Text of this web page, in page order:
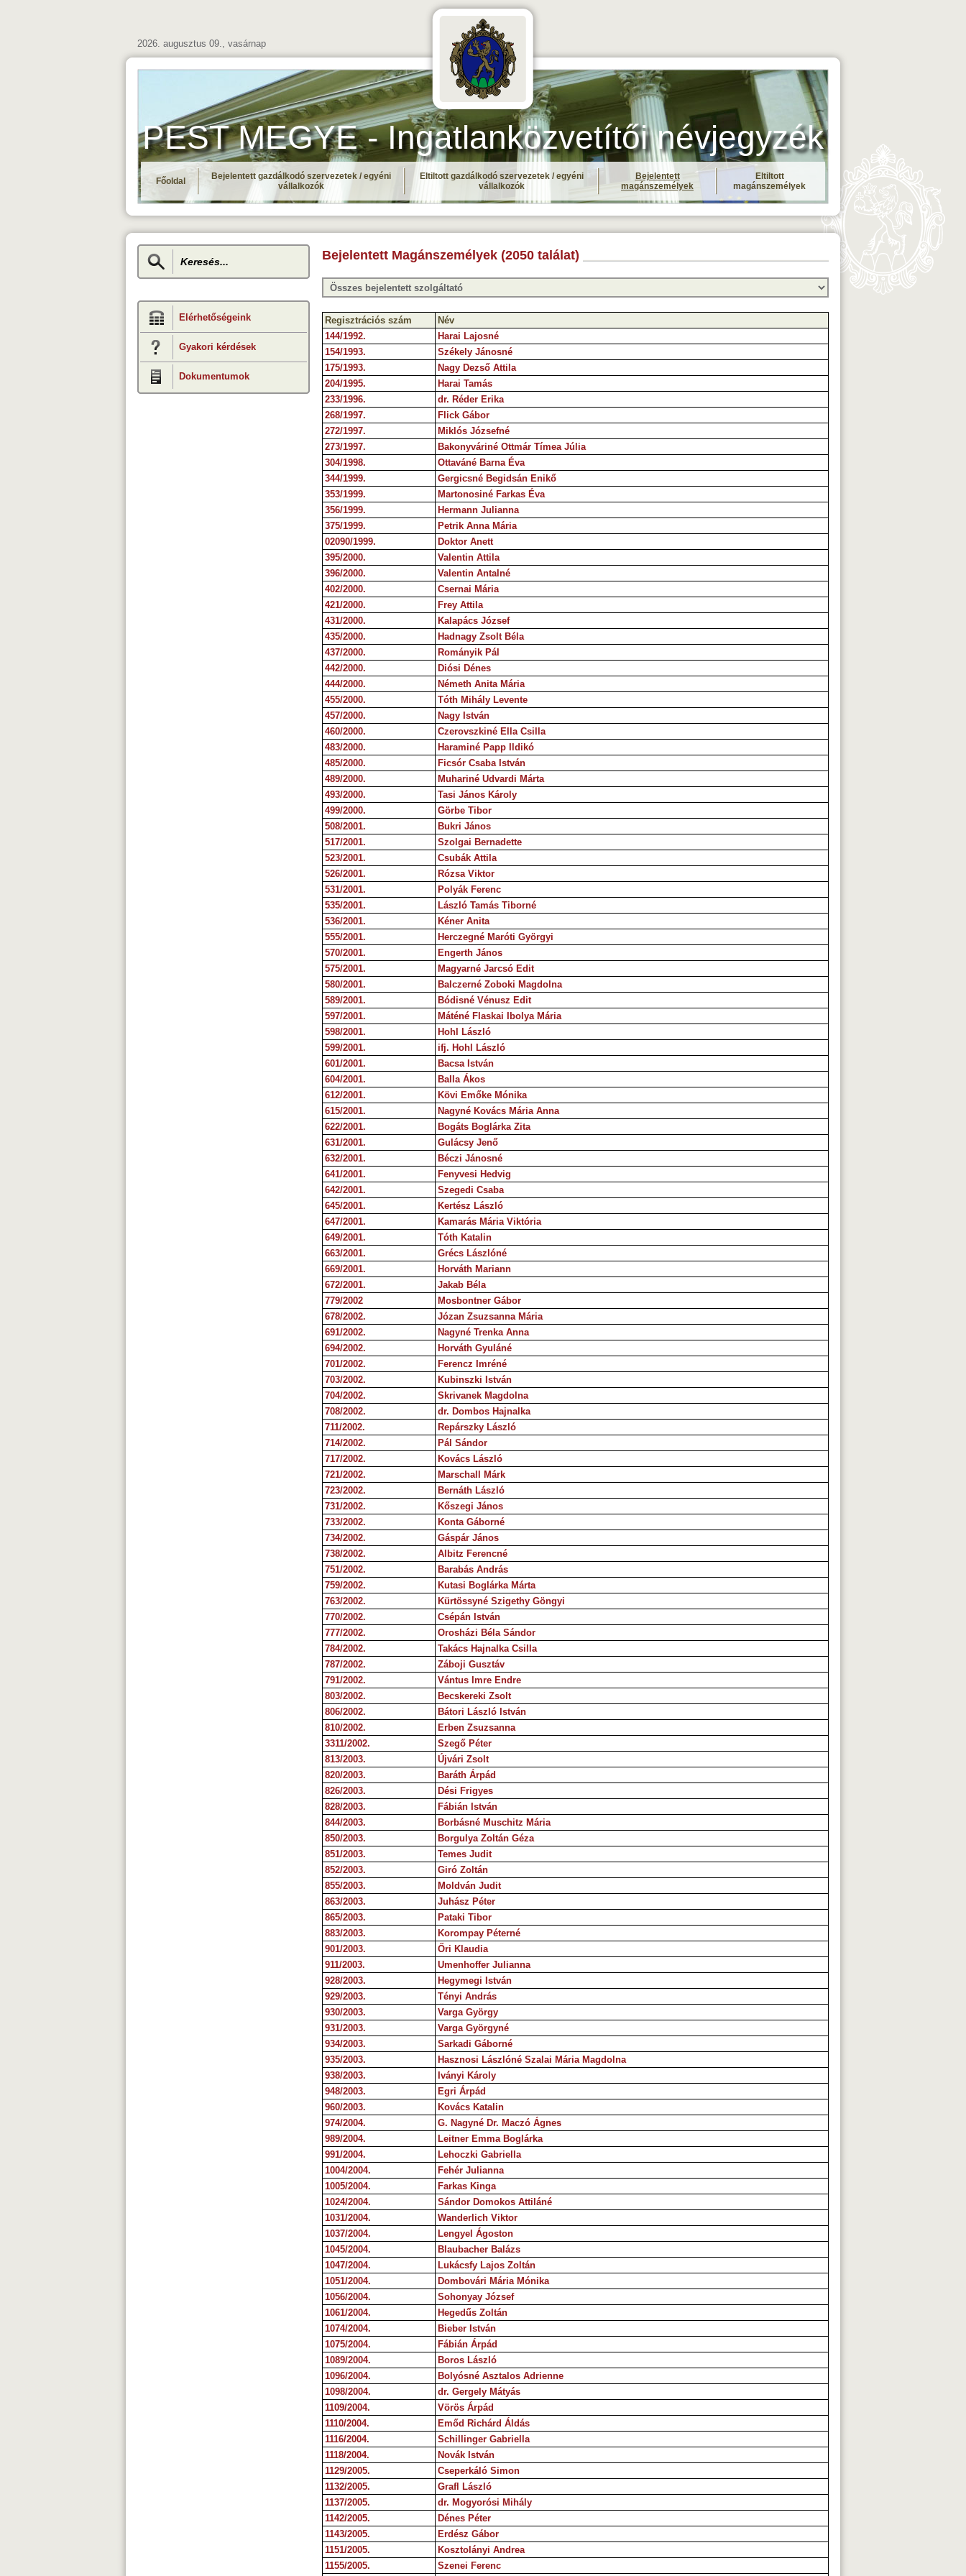
2026. augusztus 09., vasárnap
PEST MEGYE - Ingatlanközvetítői névjegyzék
Főoldal
Bejelentett gazdálkodó szervezetek / egyéni
vállalkozók
Eltiltott gazdálkodó szervezetek / egyéni
vállalkozók
Bejelentett
magánszemélyek
Eltiltott
magánszemélyek
Elérhetőségeink
Gyakori kérdések
Dokumentumok
Bejelentett Magánszemélyek (2050 találat)
Regisztrációs szám
Név
144/1992.
Harai Lajosné
154/1993.
Székely Jánosné
175/1993.
Nagy Dezső Attila
204/1995.
Harai Tamás
233/1996.
dr. Réder Erika
268/1997.
Flick Gábor
272/1997.
Miklós Józsefné
273/1997.
Bakonyváriné Ottmár Tímea Júlia
304/1998.
Ottaváné Barna Éva
344/1999.
Gergicsné Begidsán Enikő
353/1999.
Martonosiné Farkas Éva
356/1999.
Hermann Julianna
375/1999.
Petrik Anna Mária
02090/1999.
Doktor Anett
395/2000.
Valentin Attila
396/2000.
Valentin Antalné
402/2000.
Csernai Mária
421/2000.
Frey Attila
431/2000.
Kalapács József
435/2000.
Hadnagy Zsolt Béla
437/2000.
Rományik Pál
442/2000.
Diósi Dénes
444/2000.
Németh Anita Mária
455/2000.
Tóth Mihály Levente
457/2000.
Nagy István
460/2000.
Czerovszkiné Ella Csilla
483/2000.
Haraminé Papp Ildikó
485/2000.
Ficsór Csaba István
489/2000.
Muhariné Udvardi Márta
493/2000.
Tasi János Károly
499/2000.
Görbe Tibor
508/2001.
Bukri János
517/2001.
Szolgai Bernadette
523/2001.
Csubák Attila
526/2001.
Rózsa Viktor
531/2001.
Polyák Ferenc
535/2001.
László Tamás Tiborné
536/2001.
Kéner Anita
555/2001.
Herczegné Maróti Györgyi
570/2001.
Engerth János
575/2001.
Magyarné Jarcsó Edit
580/2001.
Balczerné Zoboki Magdolna
589/2001.
Bódisné Vénusz Edit
597/2001.
Máténé Flaskai Ibolya Mária
598/2001.
Hohl László
599/2001.
ifj. Hohl László
601/2001.
Bacsa István
604/2001.
Balla Ákos
612/2001.
Kövi Emőke Mónika
615/2001.
Nagyné Kovács Mária Anna
622/2001.
Bogáts Boglárka Zita
631/2001.
Gulácsy Jenő
632/2001.
Béczi Jánosné
641/2001.
Fenyvesi Hedvig
642/2001.
Szegedi Csaba
645/2001.
Kertész László
647/2001.
Kamarás Mária Viktória
649/2001.
Tóth Katalin
663/2001.
Grécs Lászlóné
669/2001.
Horváth Mariann
672/2001.
Jakab Béla
779/2002
Mosbontner Gábor
678/2002.
Józan Zsuzsanna Mária
691/2002.
Nagyné Trenka Anna
694/2002.
Horváth Gyuláné
701/2002.
Ferencz Imréné
703/2002.
Kubinszki István
704/2002.
Skrivanek Magdolna
708/2002.
dr. Dombos Hajnalka
711/2002.
Repárszky László
714/2002.
Pál Sándor
717/2002.
Kovács László
721/2002.
Marschall Márk
723/2002.
Bernáth László
731/2002.
Kőszegi János
733/2002.
Konta Gáborné
734/2002.
Gáspár János
738/2002.
Albitz Ferencné
751/2002.
Barabás András
759/2002.
Kutasi Boglárka Márta
763/2002.
Kürtössyné Szigethy Göngyi
770/2002.
Csépán István
777/2002.
Orosházi Béla Sándor
784/2002.
Takács Hajnalka Csilla
787/2002.
Záboji Gusztáv
791/2002.
Vántus Imre Endre
803/2002.
Becskereki Zsolt
806/2002.
Bátori László István
810/2002.
Erben Zsuzsanna
3311/2002.
Szegő Péter
813/2003.
Újvári Zsolt
820/2003.
Baráth Árpád
826/2003.
Dési Frigyes
828/2003.
Fábián István
844/2003.
Borbásné Muschitz Mária
850/2003.
Borgulya Zoltán Géza
851/2003.
Temes Judit
852/2003.
Giró Zoltán
855/2003.
Moldván Judit
863/2003.
Juhász Péter
865/2003.
Pataki Tibor
883/2003.
Korompay Péterné
901/2003.
Őri Klaudia
911/2003.
Umenhoffer Julianna
928/2003.
Hegymegi István
929/2003.
Tényi András
930/2003.
Varga György
931/2003.
Varga Györgyné
934/2003.
Sarkadi Gáborné
935/2003.
Hasznosi Lászlóné Szalai Mária Magdolna
938/2003.
Iványi Károly
948/2003.
Egri Árpád
960/2003.
Kovács Katalin
974/2004.
G. Nagyné Dr. Maczó Ágnes
989/2004.
Leitner Emma Boglárka
991/2004.
Lehoczki Gabriella
1004/2004.
Fehér Julianna
1005/2004.
Farkas Kinga
1024/2004.
Sándor Domokos Attiláné
1031/2004.
Wanderlich Viktor
1037/2004.
Lengyel Ágoston
1045/2004.
Blaubacher Balázs
1047/2004.
Lukácsfy Lajos Zoltán
1051/2004.
Dombovári Mária Mónika
1056/2004.
Sohonyay József
1061/2004.
Hegedűs Zoltán
1074/2004.
Bieber István
1075/2004.
Fábián Árpád
1089/2004.
Boros László
1096/2004.
Bolyósné Asztalos Adrienne
1098/2004.
dr. Gergely Mátyás
1109/2004.
Vörös Árpád
1110/2004.
Emőd Richárd Áldás
1116/2004.
Schillinger Gabriella
1118/2004.
Novák István
1129/2005.
Cseperkáló Simon
1132/2005.
Grafl László
1137/2005.
dr. Mogyorósi Mihály
1142/2005.
Dénes Péter
1143/2005.
Erdész Gábor
1151/2005.
Kosztolányi Andrea
1155/2005.
Szenei Ferenc